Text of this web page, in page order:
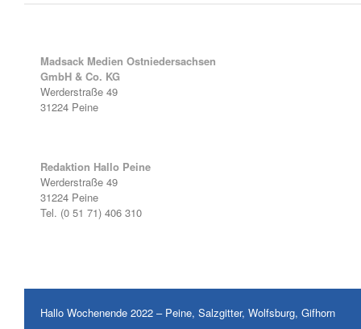
Madsack Medien Ostniedersachsen
GmbH & Co. KG
Werderstraße 49
31224 Peine
Redaktion Hallo Peine
Werderstraße 49
31224 Peine
Tel. (0 51 71) 406 310
Hallo Wochenende 2022 – Peine, Salzgitter, Wolfsburg, Gifhorn